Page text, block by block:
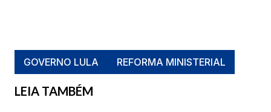
GOVERNO LULA REFORMA MINISTERIAL
LEIA TAMBÉM